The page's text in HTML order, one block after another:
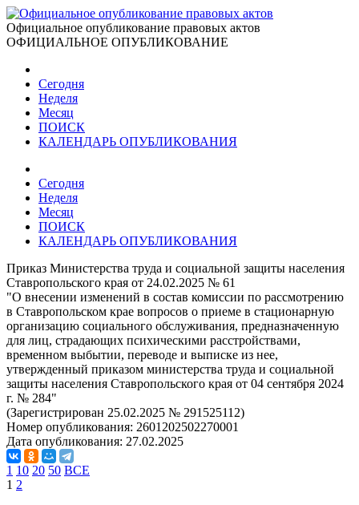
Официальное опубликование правовых актов
ОФИЦИАЛЬНОЕ ОПУБЛИКОВАНИЕ
Сегодня
Неделя
Месяц
ПОИСК
КАЛЕНДАРЬ ОПУБЛИКОВАНИЯ
Сегодня
Неделя
Месяц
ПОИСК
КАЛЕНДАРЬ ОПУБЛИКОВАНИЯ
Приказ Министерства труда и социальной защиты населения
Ставропольского края от 24.02.2025 № 61
"О внесении изменений в состав комиссии по рассмотрению
в Ставропольском крае вопросов о приеме в стационарную
организацию социального обслуживания, предназначенную
для лиц, страдающих психическими расстройствами,
временном выбытии, переводе и выписке из нее,
утвержденный приказом министерства труда и социальной
защиты населения Ставропольского края от 04 сентября 2024
г. № 284"
(Зарегистрирован 25.02.2025 № 291525112)
Номер опубликования: 2601202502270001
Дата опубликования: 27.02.2025
1 10 20 50 ВСЕ
1 2